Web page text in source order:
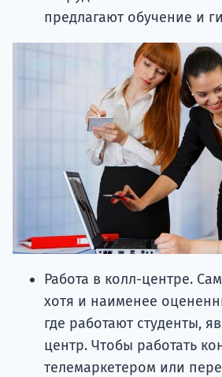
предлагают обучение и
Работа в колл-центре.
хотя и наименее
где работают студенты,
центр. Чтобы работать
телемаркетером или